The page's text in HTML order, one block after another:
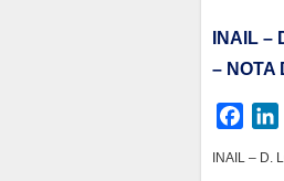
INAIL –
– NOTA
c
INAIL – D.